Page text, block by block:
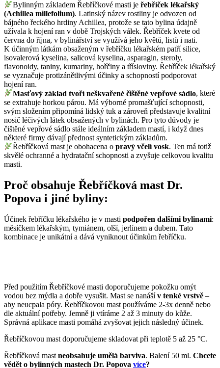
Bylinným základem Řebříčkové masti jeřebříček lékařský
(Achillea millefolium). Latinský název rostliny je odvozen od
bájného řeckého hrdiny Achillea, protože se tato bylina údajně
užívala k hojení ran v době Trojských válek. Řebříček kvete od
června do října, v bylinářství se využívá jeho květů, listů i nati.
K účinným látkám obsaženým v řebříčku lékařském patří silice,
isovalerová kyselina, salicová kyselina, asparagin, steroly,
flavonoidy, taniny, kumariny, hořčiny a třísloviny. Řebříček lékařský
se vyznačuje protizánětlivými účinky a schopností podporovat
hojení ran.
Masťový základ tvoří neškvařené čištěné vepřové sádlo, které
se extrahuje horkou párou. Má výborné promašťující schopnosti,
svým složením připomíná lidský tuk a zároveň představuje kvalitní
nosič léčivých látek obsažených v bylinách. Pro tyto důvody je
čištěné vepřové sádlo stále ideálním základem mastí, i když dnes
některé firmy dávají přednost syntetickým základům.
Řebříčková mast je obohacena o pravý včelí vosk. Ten má totiž
skvělé ochranné a hydratační schopnosti a zvyšuje celkovou kvalitu
masti.
Proč obsahuje Řebříčková mast Dr.
Popova i jiné byliny:
Účinek řebříčku lékařského je v masti podpořen dalšími bylinami:
měsíčkem lékařským, tymiánem, olší, jerlínem a dubem. Tato
kombinace je unikátní a dává vyniknout účinkům řebříčku.
Před použitím Řebříčkové masti doporučujeme pokožku omýt
vodou bez mýdla a dobře vysušit. Mast se nanášív tenké vrstvě –
aby neucpala póry. Řebříčkovou mast používáme 2-3x denně nebo
dle aktuální potřeby. Jemně ji vtíráme 2 až 3 minuty do kůže.
Správná aplikace masti pomáhá zvyšovat jejich následný účinek.
Řebříčkovou mast doporučujeme skladovat při teplotě 5 až 25 °C.
Řebříčková mast neobsahuje umělá barviva. Balení 50 ml. Chcete
vědět o bylinných mastech Dr. Popova více?